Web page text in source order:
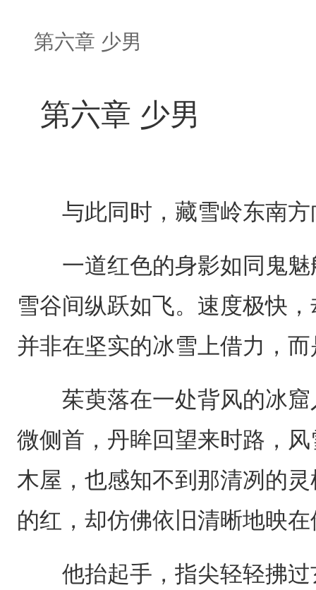
第六章 少男
第六章 少男
与此同时，藏雪岭东南方
一道红色的身影如同鬼魅
雪谷间纵跃如飞。速度极快
并非在坚实的冰雪上借力，
茱萸落在一处背风的冰窟
微侧首，丹眸回望来时路，
木屋，也感知不到那清冽的
的红，却仿佛依旧清晰地映
他抬起手，指尖轻轻拂过